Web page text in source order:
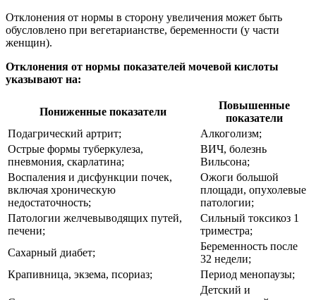
Отклонения от нормы в сторону увеличения может быть
обусловлено при вегетарианстве, беременности (у части
женщин).
Отклонения от нормы показателей мочевой кислоты
указывают на:
Пониженные показатели
Повышенные
показатели
Подагрический артрит;
Алкоголизм;
Острые формы туберкулеза,
пневмония, скарлатина;
ВИЧ, болезнь
Вильсона;
Воспаления и дисфункции почек,
включая хроническую
недостаточность;
Ожоги большой
площади, опухолевые
патологии;
Патологии желчевыводящих путей,
печени;
Сильный токсикоз 1
триместра;
Сахарный диабет;
Беременность после
32 недели;
Крапивница, экзема, псориаз;
Период менопаузы;
Детский и